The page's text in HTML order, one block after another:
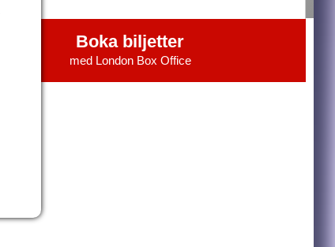
Boka biljetter
med London Box Office